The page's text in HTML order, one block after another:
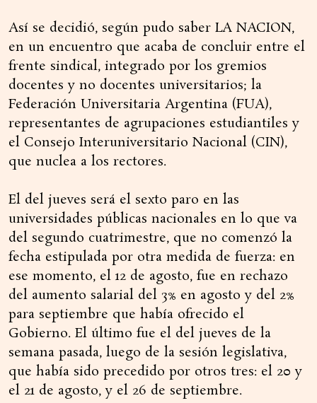
Así se decidió, según pudo saber LA NACION,
en un encuentro que acaba de concluir entre el
frente sindical, integrado por los gremios
docentes y no docentes universitarios; la
Federación Universitaria Argentina (FUA),
representantes de agrupaciones estudiantiles y
el Consejo Interuniversitario Nacional (CIN),
que nuclea a los rectores.
El del jueves será el sexto paro en las
universidades públicas nacionales en lo que va
del segundo cuatrimestre, que no comenzó la
fecha estipulada por otra medida de fuerza: en
ese momento, el 12 de agosto, fue en rechazo
del aumento salarial del 3% en agosto y del 2%
para septiembre que había ofrecido el
Gobierno. El último fue el del jueves de la
semana pasada, luego de la sesión legislativa,
que había sido precedido por otros tres: el 20 y
el 21 de agosto, y el 26 de septiembre.